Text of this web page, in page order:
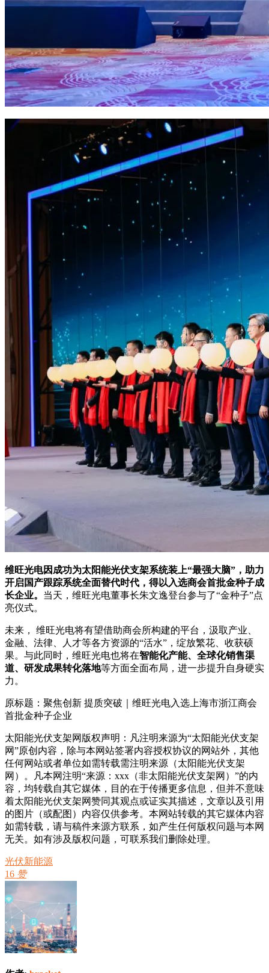
维旺光电因成功为太阳能光伏支架系统装上“最强大脑”，助力
开启国产跟踪系统全面替代时代，得以入选商会首批金种子成
长企业。 当天，维旺光电董事长朱文逸登台参与了“金种子”点
亮仪式。
未来， 维旺光电将有望借助商会所构建的平台，汲取产业、
金融、法律、人才等各方资源的“活水”，绽放繁花、收获硕
果。与此同时，维旺光电也将在智能化产能、全球化销售渠
道、研发成果转化落地等方面全面布局，进一步提升自身硬实
力。
原标题：聚焦创新 提质突破｜维旺光电入选上海市浙江商会
首批金种子企业
太阳能光伏支架网版权声明：凡注明来源为“太阳能光伏支架
网”原创内容，除与本网站签署内容授权协议的网站外，其他
任何网站或者单位如需转载需注明来源（太阳能光伏支架
网）。凡本网注明“来源：xxx（非太阳能光伏支架网）”的内
容，均转载自其它媒体，目的在于传播更多信息，但并不意味
着太阳能光伏支架网赞同其观点或证实其描述，文章以及引用
的图片（或配图）内容仅供参考。本网站转载的其它媒体内容
如需转载，请与稿件来源方联系，如产生任何版权问题与本网
无关。如有涉及版权问题，可联系我们删除处理。
光伏新能源
16 赞